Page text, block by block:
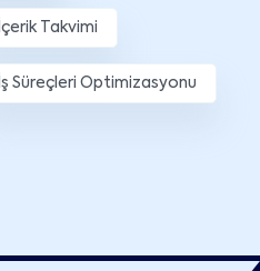
İçerik Takvimi
İş Süreçleri Optimizasyonu